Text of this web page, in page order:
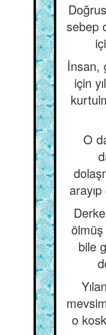
sebep
İnsan,
için
O
ölmüş
bile
o